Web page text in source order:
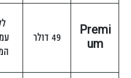
Premi
um
49 דולר